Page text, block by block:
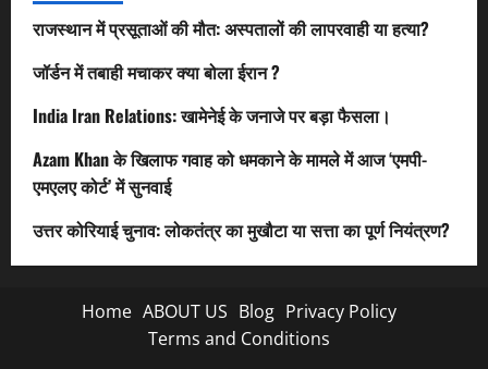
राजस्थान में प्रसूताओं की मौत: अस्पतालों की लापरवाही या हत्या?
जॉर्डन में तबाही मचाकर क्या बोला ईरान ?
India Iran Relations: खामेनेई के जनाजे पर बड़ा फैसला।
Azam Khan के खिलाफ गवाह को धमकाने के मामले में आज ‘एमपी-
एमएलए कोर्ट’ में सुनवाई
उत्तर कोरियाई चुनाव: लोकतंत्र का मुखौटा या सत्ता का पूर्ण नियंत्रण?
Home ABOUT US Blog Privacy Policy
Terms and Conditions